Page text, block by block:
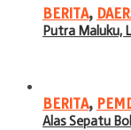
BERITA,
Putra Maluku,
BERITA,
Alas Sepatu